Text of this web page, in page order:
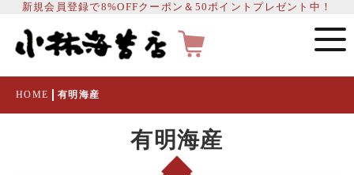
新規会員登録で8%OFFクーポン＆50ポイントプレゼント中！
HOME 有明海産
有明海産